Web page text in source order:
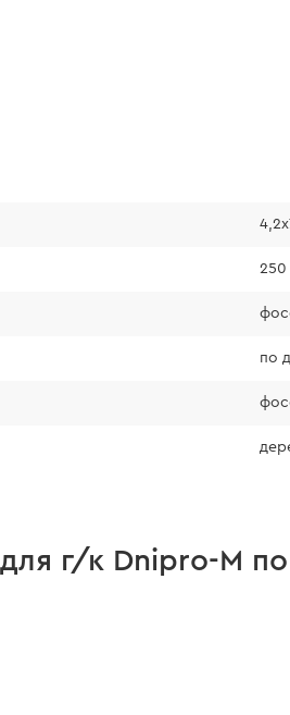
250
по
для г/к Dnipro-M